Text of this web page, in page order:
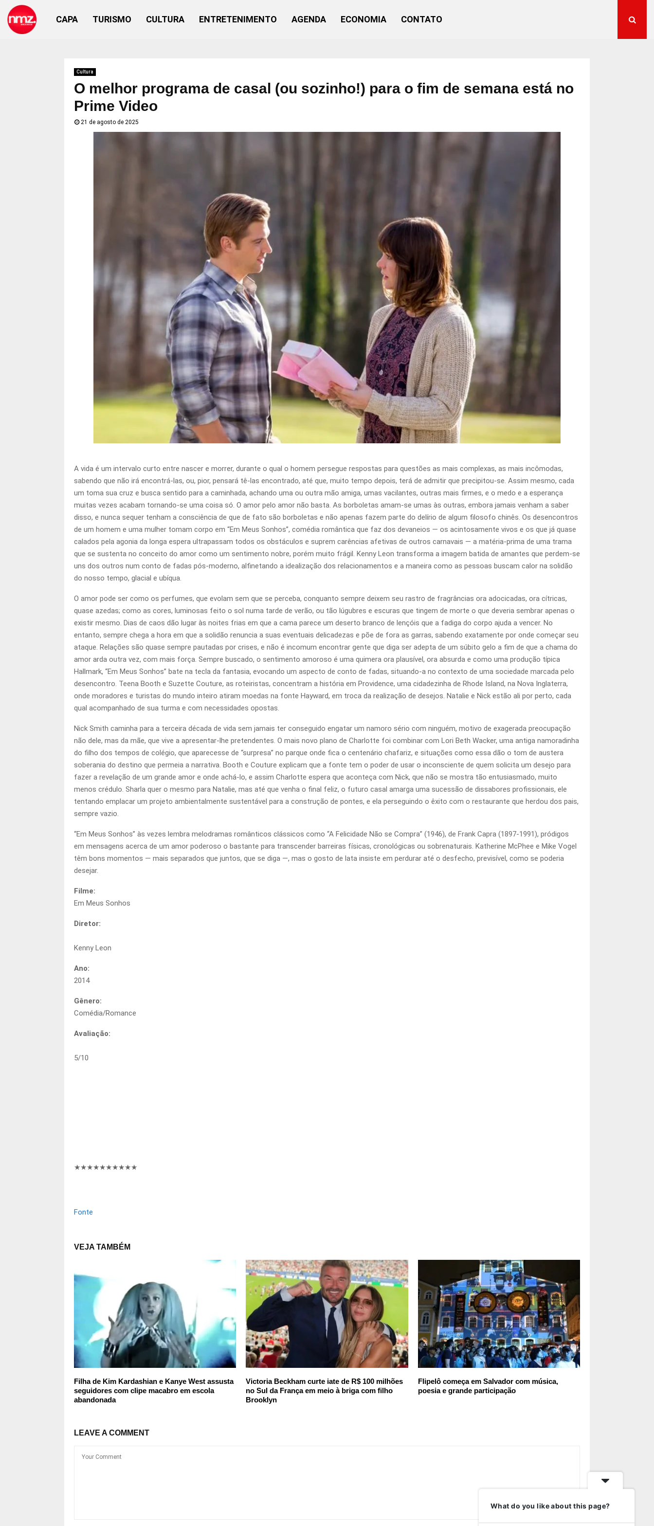
CAPA TURISMO CULTURA ENTRETENIMENTO AGENDA ECONOMIA CONTATO
Cultura
O melhor programa de casal (ou sozinho!) para o fim de semana está no
Prime Video
21 de agosto de 2025
A vida é um intervalo curto entre nascer e morrer, durante o qual o homem persegue respostas para questões as mais complexas, as mais incômodas,
sabendo que não irá encontrá-las, ou, pior, pensará tê-las encontrado, até que, muito tempo depois, terá de admitir que precipitou-se. Assim mesmo, cada
um toma sua cruz e busca sentido para a caminhada, achando uma ou outra mão amiga, umas vacilantes, outras mais firmes, e o medo e a esperança
muitas vezes acabam tornando-se uma coisa só. O amor pelo amor não basta. As borboletas amam-se umas às outras, embora jamais venham a saber
disso, e nunca sequer tenham a consciência de que de fato são borboletas e não apenas fazem parte do delírio de algum filosofo chinês. Os desencontros
de um homem e uma mulher tomam corpo em “Em Meus Sonhos”, comédia romântica que faz dos devaneios — os acintosamente vivos e os que já quase
calados pela agonia da longa espera ultrapassam todos os obstáculos e suprem carências afetivas de outros carnavais — a matéria-prima de uma trama
que se sustenta no conceito do amor como um sentimento nobre, porém muito frágil. Kenny Leon transforma a imagem batida de amantes que perdem-se
uns dos outros num conto de fadas pós-moderno, alfinetando a idealização dos relacionamentos e a maneira como as pessoas buscam calor na solidão
do nosso tempo, glacial e ubíqua.
O amor pode ser como os perfumes, que evolam sem que se perceba, conquanto sempre deixem seu rastro de fragrâncias ora adocicadas, ora cítricas,
quase azedas; como as cores, luminosas feito o sol numa tarde de verão, ou tão lúgubres e escuras que tingem de morte o que deveria sembrar apenas o
existir mesmo. Dias de caos dão lugar às noites frias em que a cama parece um deserto branco de lençóis que a fadiga do corpo ajuda a vencer. No
entanto, sempre chega a hora em que a solidão renuncia a suas eventuais delicadezas e põe de fora as garras, sabendo exatamente por onde começar seu
ataque. Relações são quase sempre pautadas por crises, e não é incomum encontrar gente que diga ser adepta de um súbito gelo a fim de que a chama do
amor arda outra vez, com mais força. Sempre buscado, o sentimento amoroso é uma quimera ora plausível, ora absurda e como uma produção típica
Hallmark, “Em Meus Sonhos” bate na tecla da fantasia, evocando um aspecto de conto de fadas, situando-a no contexto de uma sociedade marcada pelo
desencontro. Teena Booth e Suzette Couture, as roteiristas, concentram a história em Providence, uma cidadezinha de Rhode Island, na Nova Inglaterra,
onde moradores e turistas do mundo inteiro atiram moedas na fonte Hayward, em troca da realização de desejos. Natalie e Nick estão ali por perto, cada
qual acompanhado de sua turma e com necessidades opostas.
Nick Smith caminha para a terceira década de vida sem jamais ter conseguido engatar um namoro sério com ninguém, motivo de exagerada preocupação
não dele, mas da mãe, que vive a apresentar-lhe pretendentes. O mais novo plano de Charlotte foi combinar com Lori Beth Wacker, uma antiga namoradinha
do filho dos tempos de colégio, que aparecesse de “surpresa” no parque onde fica o centenário chafariz, e situações como essa dão o tom de austera
soberania do destino que permeia a narrativa. Booth e Couture explicam que a fonte tem o poder de usar o inconsciente de quem solicita um desejo para
fazer a revelação de um grande amor e onde achá-lo, e assim Charlotte espera que aconteça com Nick, que não se mostra tão entusiasmado, muito
menos crédulo. Sharla quer o mesmo para Natalie, mas até que venha o final feliz, o futuro casal amarga uma sucessão de dissabores profissionais, ele
tentando emplacar um projeto ambientalmente sustentável para a construção de pontes, e ela perseguindo o êxito com o restaurante que herdou dos pais,
sempre vazio.
“Em Meus Sonhos” às vezes lembra melodramas românticos clássicos como “A Felicidade Não se Compra” (1946), de Frank Capra (1897-1991), pródigos
em mensagens acerca de um amor poderoso o bastante para transcender barreiras físicas, cronológicas ou sobrenaturais. Katherine McPhee e Mike Vogel
têm bons momentos — mais separados que juntos, que se diga —, mas o gosto de lata insiste em perdurar até o desfecho, previsível, como se poderia
desejar.
Filme:
Em Meus Sonhos
Diretor:
Kenny Leon
Ano:
2014
Gênero:
Comédia/Romance
Avaliação:
5/10
★★★★★★★★★★
Fonte
VEJA TAMBÉM
Filha de Kim Kardashian e Kanye West assusta
seguidores com clipe macabro em escola
abandonada
Victoria Beckham curte iate de R$ 100 milhões
no Sul da França em meio à briga com filho
Brooklyn
Flipelô começa em Salvador com música,
poesia e grande participação
LEAVE A COMMENT
What do you like about this page?